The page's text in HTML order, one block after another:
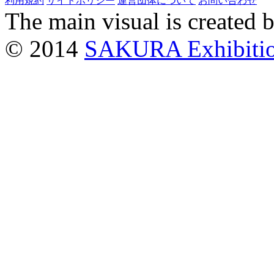
The main visual is created
© 2014 SAKURA